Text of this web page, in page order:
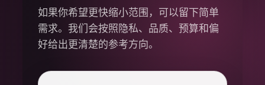
如果你希望更快缩小范围，可以留下简单
需求。我们会按照隐私、品质、预算和偏
好给出更清楚的参考方向。